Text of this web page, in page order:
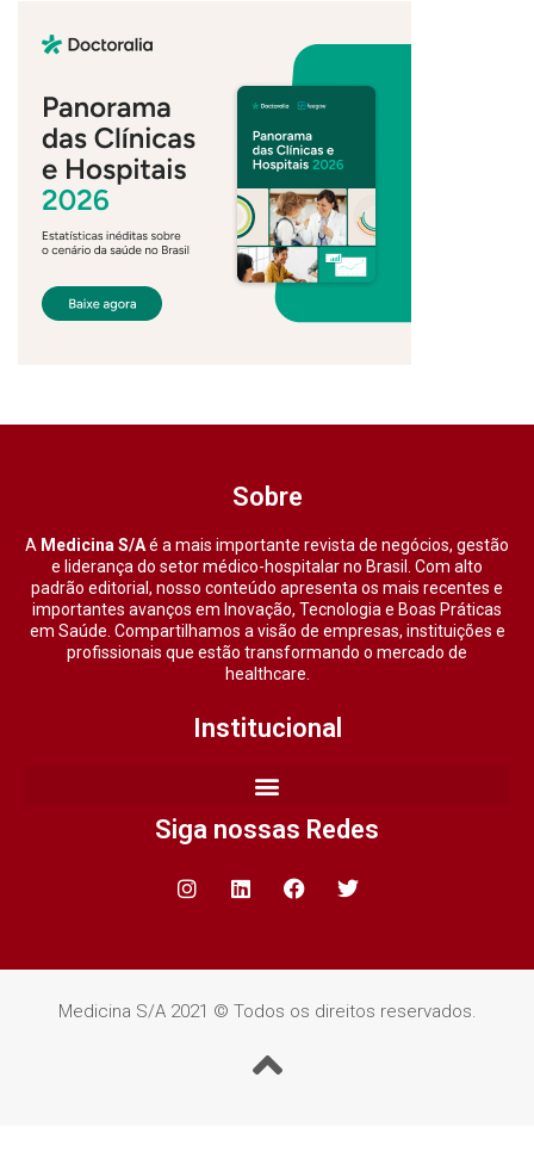
Sobre
A Medicina S/Aé a mais importante revista de negócios, gestão
e liderança do setor médico-hospitalar no Brasil. Com alto
padrão editorial, nosso conteúdo apresenta os mais recentes e
importantes avanços em Inovação, Tecnologia e Boas Práticas
em Saúde. Compartilhamos a visão de empresas, instituições e
profissionais que estão transformando o mercado de
healthcare.
Institucional
Siga nossas Redes
Medicina S/A 2021 © Todos os direitos reservados.